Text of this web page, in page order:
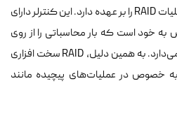
PCIe) وظیفه مدیریت و اجرای عملیات RAID را بر عهده دارد. این کنترلر دارای
خود است که بار محاسباتی را از روی
پردازنده اصلی سیستم (CPU) برمی‌دارد. به همین دلیل، RAID سخت افزاری
به خصوص در عملیات‌های پیچیده مانند